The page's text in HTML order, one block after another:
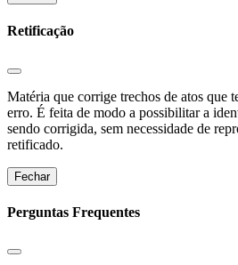
Retificação
Matéria que corrige trechos de atos que
erro. É feita de modo a possibilitar a
sendo corrigida, sem necessidade de
retificado.
Fechar
Perguntas Frequentes